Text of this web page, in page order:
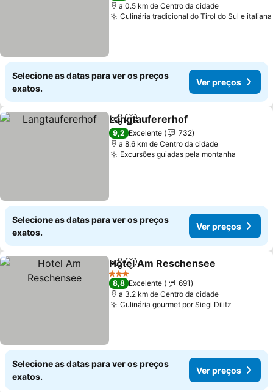
a 0.5 km de Centro da cidade
Culinária tradicional do Tirol do Sul e italiana
Selecione as datas para ver os preços
exatos.
Ver preços
PartilharAdicionar aos favoritos
Langtaufererhof
9,2 Excelente
732
a 8.6 km de Centro da cidade
Excursões guiadas pela montanha
Selecione as datas para ver os preços
exatos.
Ver preços
PartilharAdicionar aos favoritos
Hotel Am Reschensee
3 Estrelas
8,8 Excelente
691
a 3.2 km de Centro da cidade
Culinária gourmet por Siegi Dilitz
Selecione as datas para ver os preços
exatos.
Ver preços